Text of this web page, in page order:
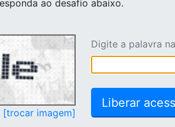
ao desafio abaixo.
[trocar imagem]
Digite a palavra